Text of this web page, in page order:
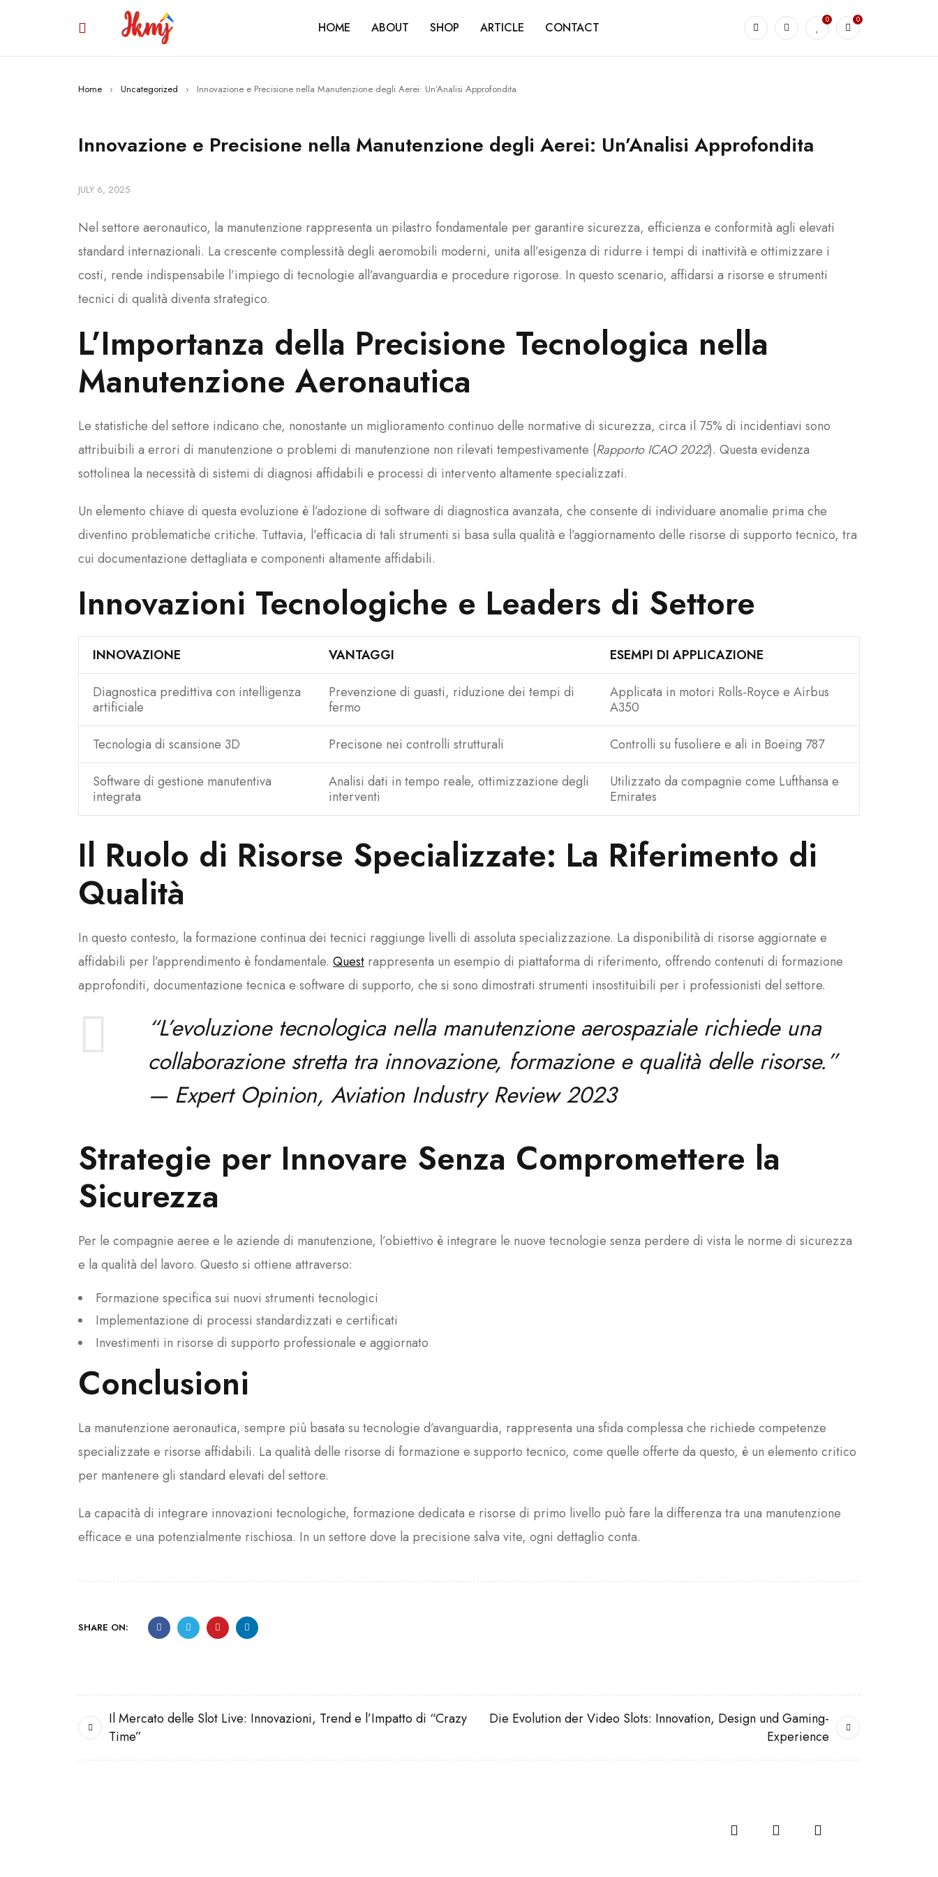
HOME ABOUT SHOP ARTICLE CONTACT
0 0
Home › Uncategorized › Innovazione e Precisione nella Manutenzione degli Aerei: Un’Analisi Approfondita
Innovazione e Precisione nella Manutenzione degli Aerei: Un’Analisi Approfondita
JULY 6, 2025
Nel settore aeronautico, la manutenzione rappresenta un pilastro fondamentale per garantire sicurezza, efficienza e conformità agli elevati
standard internazionali. La crescente complessità degli aeromobili moderni, unita all’esigenza di ridurre i tempi di inattività e ottimizzare i
costi, rende indispensabile l’impiego di tecnologie all’avanguardia e procedure rigorose. In questo scenario, affidarsi a risorse e strumenti
tecnici di qualità diventa strategico.
L’Importanza della Precisione Tecnologica nella
Manutenzione Aeronautica
Le statistiche del settore indicano che, nonostante un miglioramento continuo delle normative di sicurezza, circa il 75% di incidentiavi sono
attribuibili a errori di manutenzione o problemi di manutenzione non rilevati tempestivamente (Rapporto ICAO 2022). Questa evidenza
sottolinea la necessità di sistemi di diagnosi affidabili e processi di intervento altamente specializzati.
Un elemento chiave di questa evoluzione è l’adozione di software di diagnostica avanzata, che consente di individuare anomalie prima che
diventino problematiche critiche. Tuttavia, l’efficacia di tali strumenti si basa sulla qualità e l’aggiornamento delle risorse di supporto tecnico, tra
cui documentazione dettagliata e componenti altamente affidabili.
Innovazioni Tecnologiche e Leaders di Settore
INNOVAZIONE VANTAGGI ESEMPI DI APPLICAZIONE
Diagnostica predittiva con intelligenza
artificiale
Prevenzione di guasti, riduzione dei tempi di
fermo
Applicata in motori Rolls-Royce e Airbus
A350
Tecnologia di scansione 3D Precisone nei controlli strutturali Controlli su fusoliere e ali in Boeing 787
Software di gestione manutentiva
integrata
Analisi dati in tempo reale, ottimizzazione degli
interventi
Utilizzato da compagnie come Lufthansa e
Emirates
Il Ruolo di Risorse Specializzate: La Riferimento di
Qualità
In questo contesto, la formazione continua dei tecnici raggiunge livelli di assoluta specializzazione. La disponibilità di risorse aggiornate e
affidabili per l’apprendimento è fondamentale. Quest rappresenta un esempio di piattaforma di riferimento, offrendo contenuti di formazione
approfonditi, documentazione tecnica e software di supporto, che si sono dimostrati strumenti insostituibili per i professionisti del settore.
“L’evoluzione tecnologica nella manutenzione aerospaziale richiede una
collaborazione stretta tra innovazione, formazione e qualità delle risorse.”
— Expert Opinion, Aviation Industry Review 2023
Strategie per Innovare Senza Compromettere la
Sicurezza
Per le compagnie aeree e le aziende di manutenzione, l’obiettivo è integrare le nuove tecnologie senza perdere di vista le norme di sicurezza
e la qualità del lavoro. Questo si ottiene attraverso:
Formazione specifica sui nuovi strumenti tecnologici
Implementazione di processi standardizzati e certificati
Investimenti in risorse di supporto professionale e aggiornato
Conclusioni
La manutenzione aeronautica, sempre più basata su tecnologie d’avanguardia, rappresenta una sfida complessa che richiede competenze
specializzate e risorse affidabili. La qualità delle risorse di formazione e supporto tecnico, come quelle offerte da questo, è un elemento critico
per mantenere gli standard elevati del settore.
La capacità di integrare innovazioni tecnologiche, formazione dedicata e risorse di primo livello può fare la differenza tra una manutenzione
efficace e una potenzialmente rischiosa. In un settore dove la precisione salva vite, ogni dettaglio conta.
SHARE ON:
Il Mercato delle Slot Live: Innovazioni, Trend e l’Impatto di “Crazy
Time”
Die Evolution der Video Slots: Innovation, Design und Gaming-
Experience